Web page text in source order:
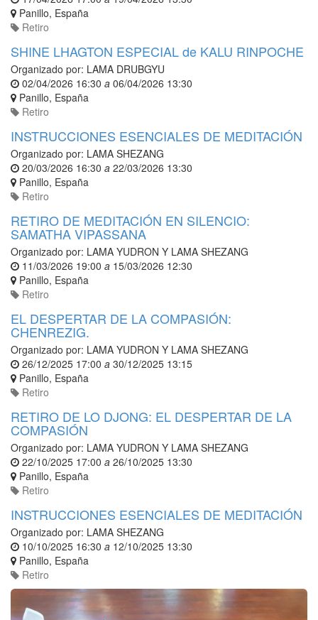
Panillo, España
Retiro
SHINE LHAGTON ESPECIAL de KALU RINPOCHE
Organizado por: LAMA DRUBGYU
02/04/2026 16:30 a 06/04/2026 13:30
Panillo, España
Retiro
INSTRUCCIONES ESENCIALES DE MEDITACIÓN
Organizado por: LAMA SHEZANG
20/03/2026 16:30 a 22/03/2026 13:30
Panillo, España
Retiro
RETIRO DE MEDITACIÓN EN SILENCIO:
SAMATHA VIPASSANA
Organizado por: LAMA YUDRON Y LAMA SHEZANG
11/03/2026 19:00 a 15/03/2026 12:30
Panillo, España
Retiro
EL DESPERTAR DE LA COMPASIÓN:
CHENREZIG.
Organizado por: LAMA YUDRON Y LAMA SHEZANG
26/12/2025 17:00 a 30/12/2025 13:15
Panillo, España
Retiro
RETIRO DE LO DJONG: EL DESPERTAR DE LA
COMPASIÓN
Organizado por: LAMA YUDRON Y LAMA SHEZANG
22/10/2025 17:00 a 26/10/2025 13:30
Panillo, España
Retiro
INSTRUCCIONES ESENCIALES DE MEDITACIÓN
Organizado por: LAMA SHEZANG
10/10/2025 16:30 a 12/10/2025 13:30
Panillo, España
Retiro